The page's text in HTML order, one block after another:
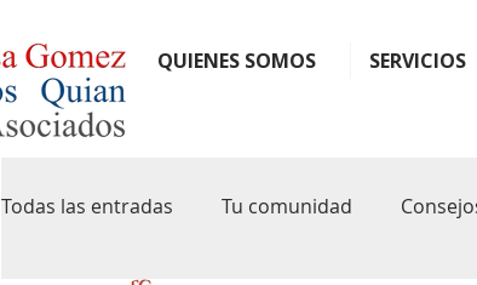
QUIENES SOMOS SERVICIOS
Todas las entradas Tu comunidad